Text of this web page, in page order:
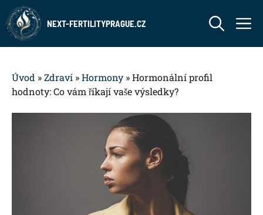
Přeskočit
na
obsah
NEXT-FERTILITYPRAGUE.CZ
Úvod »Zdraví »Hormony »Hormonální profil
hodnoty: Co vám říkají vaše výsledky?